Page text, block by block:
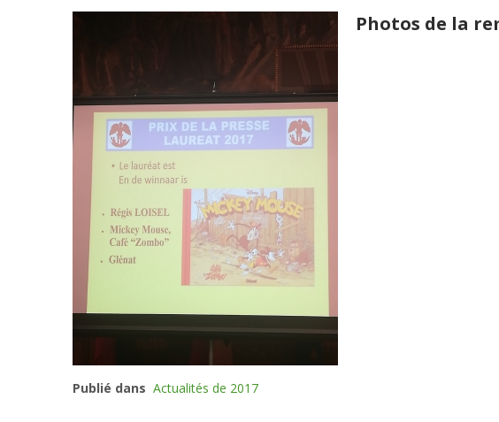
Photos de la
Publié dans Actualités de 2017